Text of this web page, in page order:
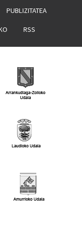
PUBLIZITATEA
RSS